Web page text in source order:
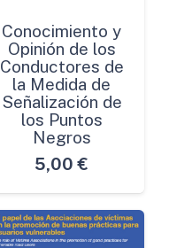
Conocimiento y
Opinión de los
Conductores de
la Medida de
Señalización de
los Puntos
Negros
5,00 €